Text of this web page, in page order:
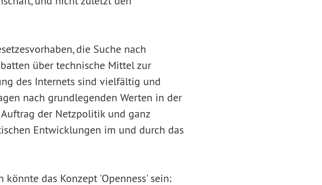
die Suche nach
über technische Mittel zur
des Internets sind vielfältig und
nach grundlegenden Werten in der
der Netzpolitik und ganz
Entwicklungen im und durch das
das Konzept 'Openness' sein: